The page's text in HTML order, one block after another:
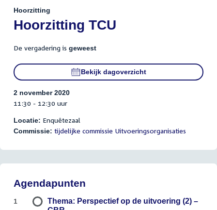
Hoorzitting
:Hoorzitting TCU
De vergadering is geweest
Bekijk dagoverzicht
2 november 2020
11:30 - 12:30 uur
Locatie: Enquêtezaal
Commissie: tijdelijke commissie Uitvoeringsorganisaties
Agendapunten
Thema: Perspectief op de uitvoering (2) –
1